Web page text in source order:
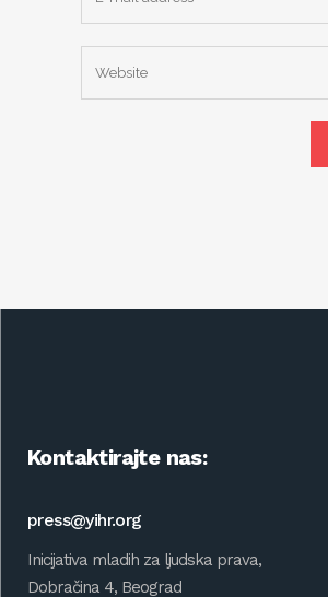
Kontaktirajte nas:
press@yihr.org
Inicijativa mladih za ljudska prava,
Dobračina 4, Beograd